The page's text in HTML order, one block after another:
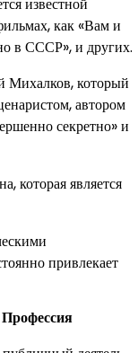
как «Вам и
в СССР», и других.
Михалков, который
автором
секретно» и
которая является
привлекает
Профессия